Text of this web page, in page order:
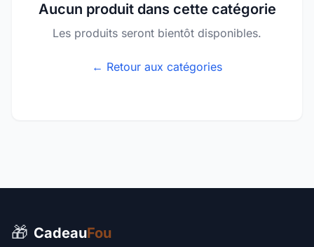
Aucun produit dans cette catégorie
Les produits seront bientôt disponibles.
← Retour aux catégories
🎁 CadeauFou